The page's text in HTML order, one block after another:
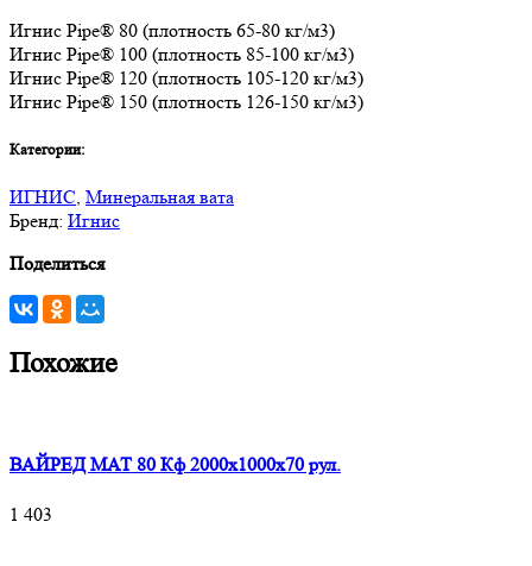
Игнис Pipe® 80 (плотность 65-80 кг/м3)
Игнис Pipe® 100 (плотность 85-100 кг/м3)
Игнис Pipe® 120 (плотность 105-120 кг/м3)
Игнис Pipe® 150 (плотность 126-150 кг/м3)
Категории:
ИГНИС, Минеральная вата
Бренд: Игнис
Поделиться
Похожие
ВАЙРЕД МАТ 80 Кф 2000x1000x70 рул.
1 403